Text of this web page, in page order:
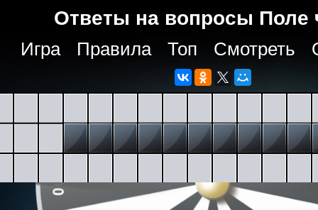
Ответы на вопросы Поле
Игра Правила Топ Смотреть